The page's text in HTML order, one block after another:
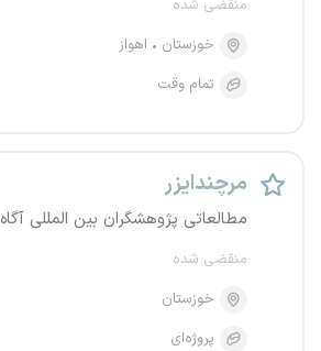
منقضی شده
خوزستان
اهواز
تمام وقت
مرچندایزر
مطالعاتی پژوهشگران بین المللی آگاه
منقضی شده
خوزستان
پروژه‌ای